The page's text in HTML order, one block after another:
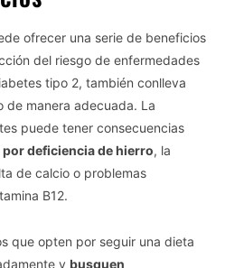
ofrecer una serie de beneficios
del riesgo de enfermedades
tipo 2, también conlleva
de manera adecuada. La
puede tener consecuencias
por deficiencia de hierro, la
de calcio o problemas
B12.
que opten por seguir una dieta
y busquen